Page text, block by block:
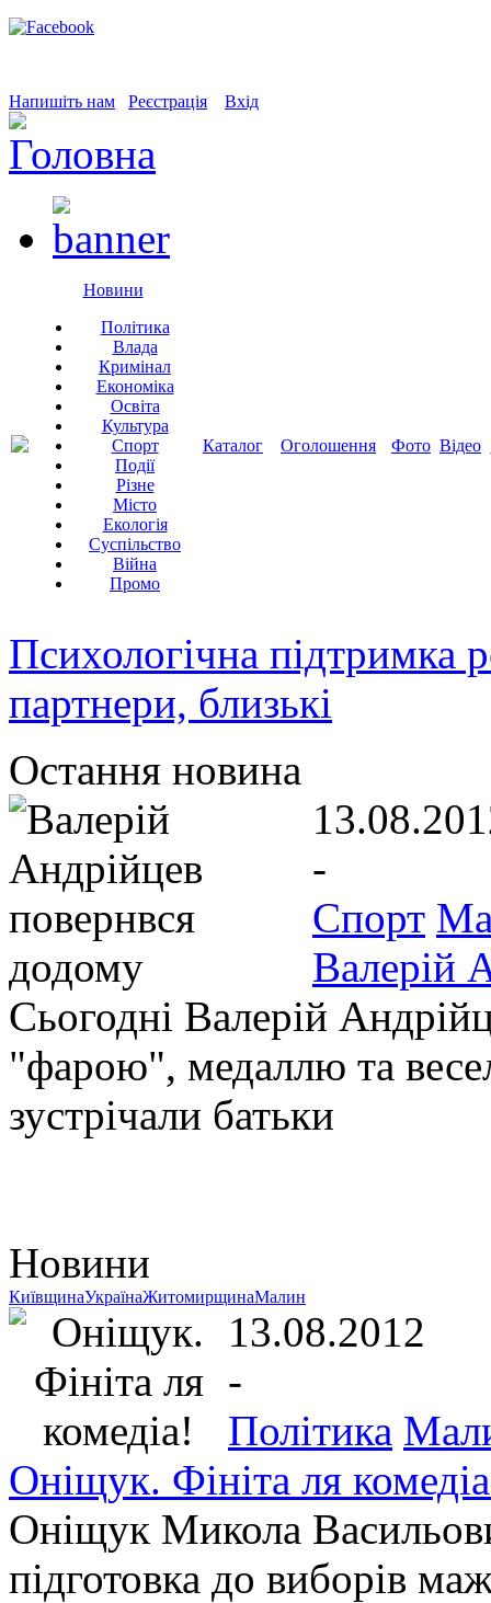
Напишіть нам Реєстрація Вхід
Новини
Політика
Влада
Кримінал
Економіка
Освіта
Культура
Спорт
Події
Різне
Місто
Екологія
Суспільство
Війна
Промо
Каталог Оголошення Фото Відео
Психологічна підтримка
партнери, близькі
Остання новина
-
Спорт
Валерій
Сьогодні Валерій
"фарою", медаллю та
зустрічали батьки
Новини
КиївщинаУкраїнаЖитомирщинаМалин
13.08.2012
-
Політика
Оніщук. Фініта ля
Оніщук Микола
підготовка до виборів